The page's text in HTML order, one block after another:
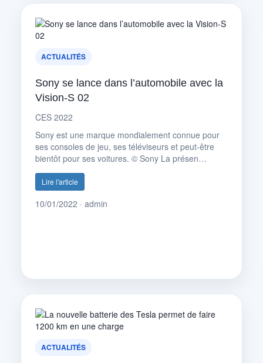
ACTUALITÉS
Sony se lance dans l’automobile avec la
Vision-S 02
CES 2022
Sony est une marque mondialement connue pour
ses consoles de jeu, ses téléviseurs et peut-être
bientôt pour ses voitures. © Sony La présen…
Lire l'article
10/01/2022 · admin
ACTUALITÉS